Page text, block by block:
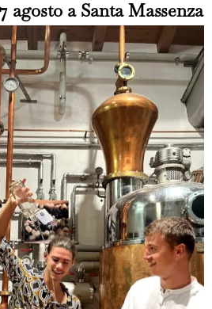
agosto a Santa Massenza